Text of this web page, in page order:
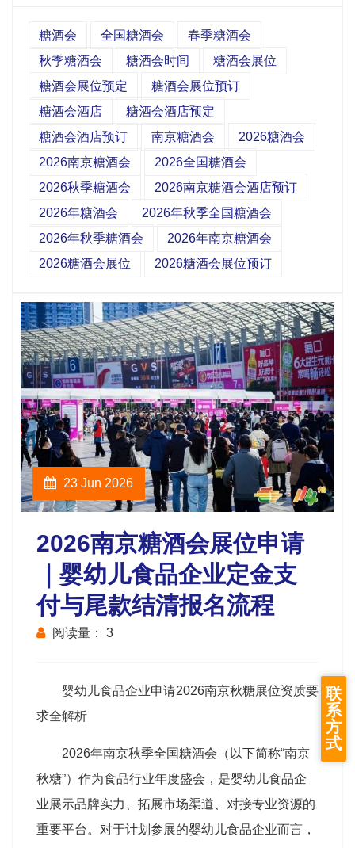
糖酒会 全国糖酒会
春季糖酒会
秋季糖酒会
糖酒会时间
糖酒会展位
糖酒会展位预定
糖酒会展位预订
糖酒会酒店
糖酒会酒店预定
糖酒会酒店预订
南京糖酒会
2026糖酒会
2026南京糖酒会
2026全国糖酒会
2026秋季糖酒会
2026南京糖酒会酒店预订
2026年糖酒会
2026年秋季全国糖酒会
2026年秋季糖酒会
2026年南京糖酒会
2026糖酒会展位
2026糖酒会展位预订
23 Jun 2026
2026南京糖酒会展位申请
｜婴幼儿食品企业定金支
付与尾款结清报名流程
阅读量： 3
婴幼儿食品企业申请2026南京秋糖展位资质要
求全解析
2026年南京秋季全国糖酒会 （以下简称“南京
秋糖”）作为食品行业年度盛会，是婴幼儿食品企
业展示品牌实力、拓展市场渠道、对接专业资源的
重要平台。对于计划参展的婴幼儿食品企业而言，
联
系
方
式